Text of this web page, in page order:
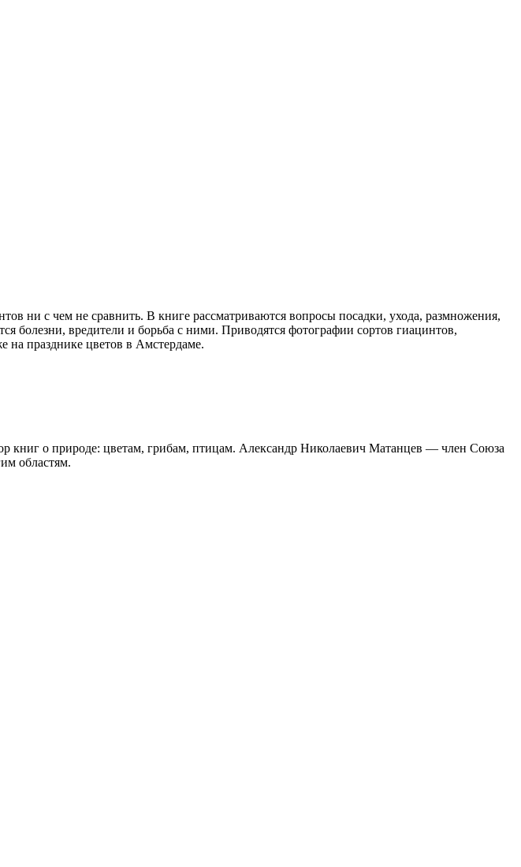
ни с чем не сравнить. В книге рассматриваются вопросы посадки, ухода, размножения,
болезни, вредители и борьба с ними. Приводятся фотографии сортов гиацинтов,
на празднике цветов в Амстердаме.
книг о природе: цветам, грибам, птицам. Александр Николаевич Матанцев — член Союза
областям.